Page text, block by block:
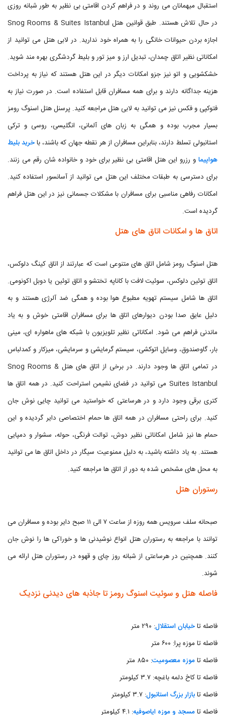
استقبال میهمانان می روند و در فراهم کردن اقامتی بی نظیر به طور شبانه روزی
در حال تلاش هستند. طبق قوانین هتل Snog Rooms & Suites Istanbul
اجازه بردن حیوانات خانگی را به همراه خود ندارید. در لابی هتل می توانید از
امکاناتی نظیر اتاق چمدان، تبدیل ارز و میز تور و بلیط گردشگری بهره مند شوید.
خشکشویی و اتو نیز جزو امکانات دیگر در این هتل هستند که نیاز به پرداخت
هزینه جداگانه دارند و برای همه مسافران قابل استفاده است. در صورت نیاز به
فتوکپی و فکس نیز می توانید به لابی هتل مراجعه کنید. پرسنل هتل اسنوگ رومز
بسیار مجرب بوده و همگی به زبان های آلمانی، انگلیسی، روسی و ترکی
استانبولی تسلط دارند، بنابراین مسافران از هر نقطه جهان که باشند، باخرید بلیط
هواپیما و رزرو این هتل اقامتی بی نظیر برای خود و خانواده شان رقم می زنند.
برای دسترسی به طبقات مختلف این هتل می توانید از آسانسور استفاده کنید.
امکانات رفاهی مناسبی برای مسافران با مشکلات جسمانی نیز در این هتل فراهم
گردیده است.
اتاق ها و امکانات اتاق های هتل
هتل اسنوگ رومز شامل اتاق های متنوعی است که عبارتند از اتاق کینگ دلوکس،
اتاق توئين دلوکس، سوئيت لافت با کاناپه تختشو و اتاق توئين یا دوبل اکونومی.
اتاق ها شامل سیستم تهویه مطبوع هوا بوده و همگی ضد آلرژی هستند و به
دلیل عایق صدا بودن دیوارهای اتاق ها برای مسافران اقامتی خوش و به یاد
ماندنی فراهم می شود. امکاناتی نظیر تلویزیون با شبکه های ماهواره ای، مینی
بار، گاوصندوق، وسایل اتوکشی، سیستم گرمایشی و سرمایشی، میزکار و کمدلباس
در تمامی اتاق ها وجود دارند. در برخی از اتاق های هتل Snog Rooms &
Suites Istanbul می توانید در فضای نشیمن استراحت کنید. در همه اتاق ها
کتری برقی وجود دارد و در هرساعتی که خواستید می توانید چایی نوش جان
کنید. برای راحتی مسافران در همه اتاق ها حمام اختصاصی دایر گردیده و این
حمام ها نیز شامل امکاناتی نظیر دوش، توالت فرنگی، حوله، سشوار و دمپایی
هستند. به یاد داشته باشید، به دلیل ممنوعیت سیگار در داخل اتاق ها می توانید
به محل های مشخص شده به دور از اتاق ها مراجعه کنید.
رستوران هتل
صبحانه سلف سرویس همه روزه از ساعت ۷ الی ۱۱ صبح دایر بوده و مسافران می
توانند با مراجعه به رستوران هتل انواع نوشیدنی ها و خوراکی ها را نوش جان
کنند. همچنین در هرساعتی از شبانه روز چای و قهوه در رستوران هتل ارائه می
شوند.
فاصله هتل و سوئیت اسنوگ رومز تا جاذبه های دیدنی نزدیک
فاصله تاخیابان استقلال: ۲۹۰ متر
فاصله تا موزه پرا: ۶۰۰ متر
فاصله تاموزه معصومیت: ۸۵۰ متر
فاصله تا کاخ دلمه باغچه: ۳.۷ کیلومتر
فاصله تابازار بزرگ استانبول: ۳.۷ کیلومتر
فاصله تامسجد و موزه ایاصوفیه: ۴.۱ کیلومتر